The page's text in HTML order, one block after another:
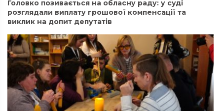
Головко позивається на обласну раду: у суді
розглядали виплату грошової компенсації та
виклик на допит депутатів